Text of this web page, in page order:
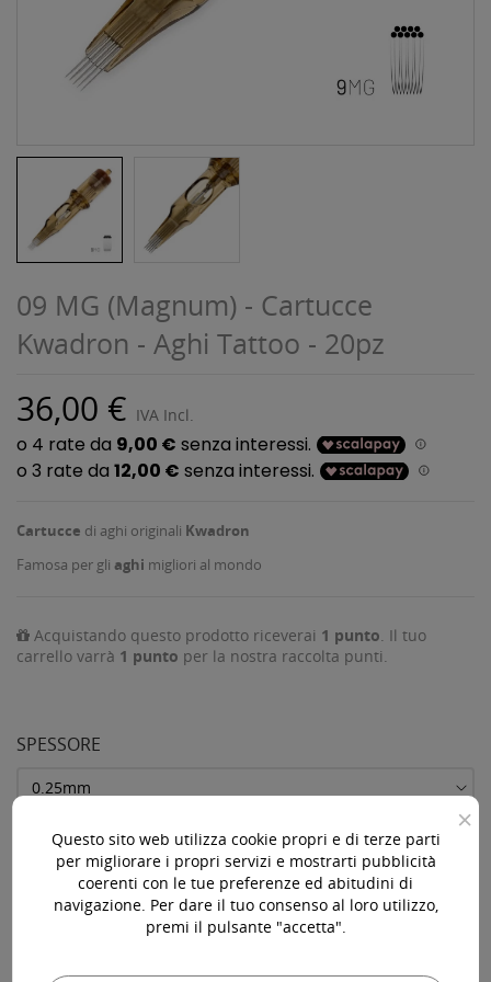
09 MG (Magnum) - Cartucce
Kwadron - Aghi Tattoo - 20pz
36,00 € IVA Incl.
Cartucce di aghi originali Kwadron
Famosa per gli aghi migliori al mondo
Acquistando questo prodotto riceverai 1 punto . Il tuo
carrello varrà 1 punto per la nostra raccolta punti.
SPESSORE
AGGIUNGI AL CARRELLO 
Ultimi articoli in magazzino
Acquista 119,00 € (iva incl.) di prodotti per ottenere la
×
Questo sito web utilizza cookie propri e di terze parti
per migliorare i propri servizi e mostrarti pubblicità
coerenti con le tue preferenze ed abitudini di
navigazione. Per dare il tuo consenso al loro utilizzo,
premi il pulsante "accetta".